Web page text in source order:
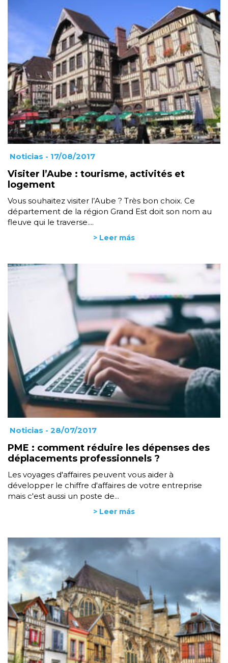
Noticias - 17/08/2017
Visiter l’Aube : tourisme, activités et
logement
Vous souhaitez visiter l’Aube ? Très bon choix. Ce
département de la région Grand Est doit son nom au
fleuve qui le traverse....
> Leer más
Noticias - 28/07/2017
PME : comment réduire les dépenses des
déplacements professionnels ?
Les voyages d'affaires peuvent vous aider à
développer le chiffre d'affaires de votre entreprise
mais c'est aussi un poste de...
> Leer más